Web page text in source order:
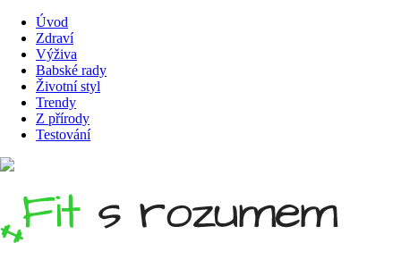
Úvod
Zdraví
Výživa
Babské rady
Životní styl
Trendy
Z přírody
Testování